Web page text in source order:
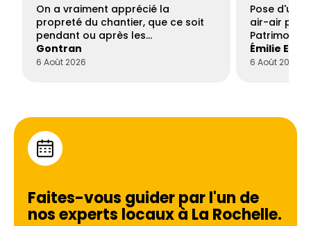
On a vraiment apprécié la
propreté du chantier, que ce soit
pendant ou après les…
Gontran
6 Août 2026
Pose d'une
air-air par
Patrimoine
Émilie
6 Août 2026
Faites-vous guider par l'un de
nos experts locaux à ⁠La Rochelle.